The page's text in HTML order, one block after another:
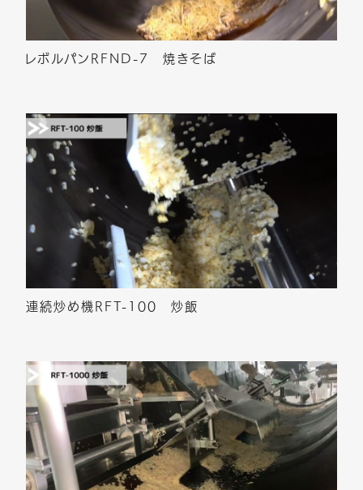
レボルパンRFND-7 焼きそば
連続炒め機RFT-100 炒飯